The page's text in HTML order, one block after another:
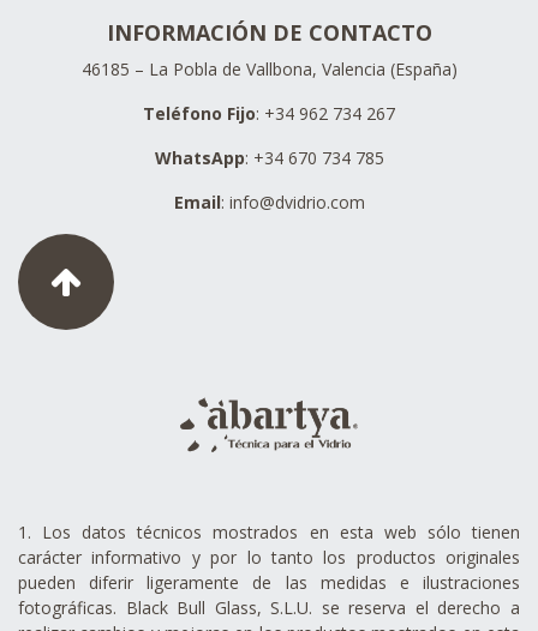
INFORMACIÓN DE CONTACTO
46185 – La Pobla de Vallbona, Valencia (España)
Teléfono Fijo: +34 962 734 267
WhatsApp: +34 670 734 785
Email: info@dvidrio.com
1. Los datos técnicos mostrados en esta web sólo tienen
carácter informativo y por lo tanto los productos originales
pueden diferir ligeramente de las medidas e ilustraciones
fotográficas. Black Bull Glass, S.L.U. se reserva el derecho a